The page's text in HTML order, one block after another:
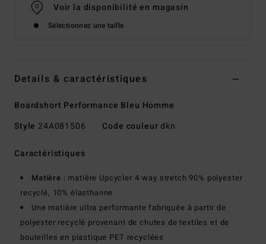
Voir la disponibilité en magasin
Sélectionnez une taille
Details & caractéristiques
Boardshort Performance Bleu Homme
Style 24A081506 Code couleur dkn
Caractéristiques
Matière : matière Upcycler 4-way stretch 90% polyester
recyclé, 10% élasthanne
Une matière ultra performante fabriquée à partir de
polyester recyclé provenant de chutes de textiles et de
bouteilles en plastique PET recyclées